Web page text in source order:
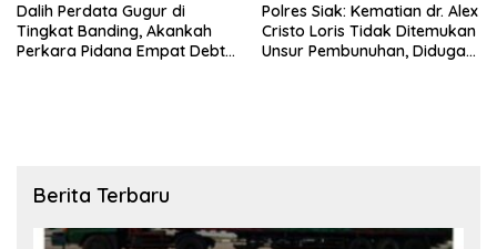
Dalih Perdata Gugur di
Tingkat Banding, Akankah
Perkara Pidana Empat Debt
Polres Siak: Kematian dr. Alex
Cristo Loris Tidak Ditemukan
Unsur Pembunuhan, Diduga
Berita Terbaru